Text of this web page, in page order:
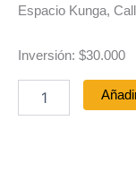
Espacio Kunga,
Inversión: $30.000